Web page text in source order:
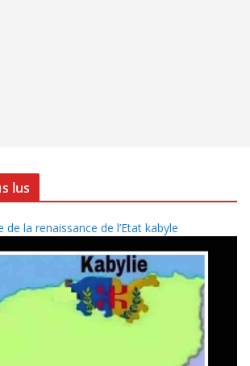
lus
de la renaissance de l’Etat kabyle